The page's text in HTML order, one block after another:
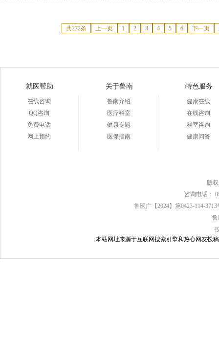
共272条 上一页 1 2 3 4 5 6 下一页
就医帮助
在线咨询
QQ咨询
免费电话
网上预约
关于鲁南
鲁南介绍
医疗科室
健康专题
医保指南
特色服务
健康在线
在线咨询
科室咨询
健康问答
版
咨询电话：
鲁医广【2024】第0423-114-
鲁
本站网址来源于互联网搜索引擎和热心网友投